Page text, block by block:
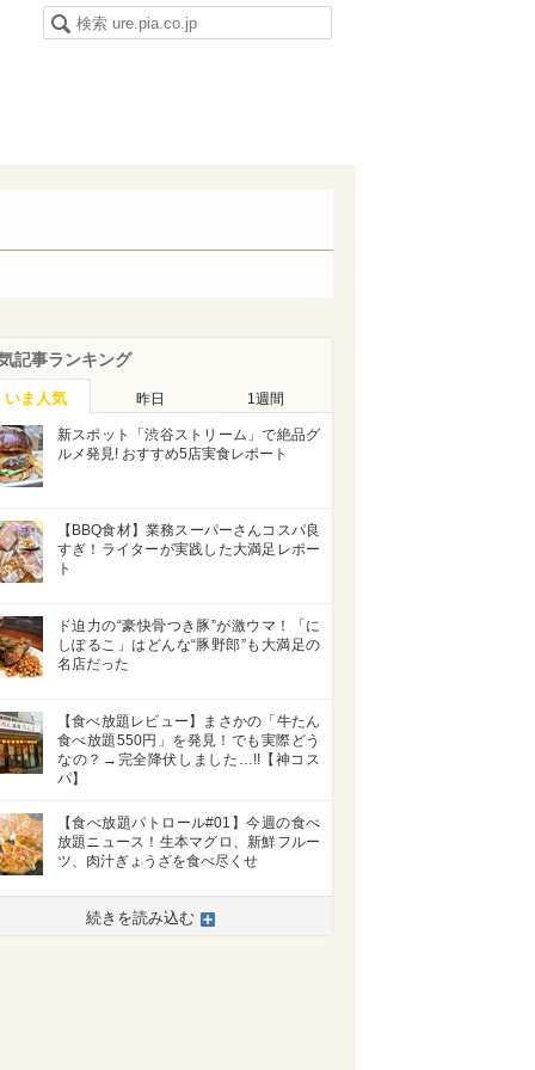
記事ランキング
いま人気 昨日 1週間
新スポット「渋谷ストリーム」で絶品グ
ルメ発見! おすすめ5店実食レポート
【BBQ食材】業務スーパーさんコスパ良
すぎ！ライターが実践した大満足レポー
ト
ド迫力の“豪快骨つき豚”が激ウマ！「に
しぽるこ」はどんな“豚野郎”も大満足の
名店だった
【食べ放題レビュー】まさかの「牛たん
食べ放題550円」を発見！でも実際どう
なの？→完全降伏しました…!!【神コス
パ】
【食べ放題パトロール#01】今週の食べ
放題ニュース！生本マグロ、新鮮フルー
ツ、肉汁ぎょうざを食べ尽くせ
続きを読み込む